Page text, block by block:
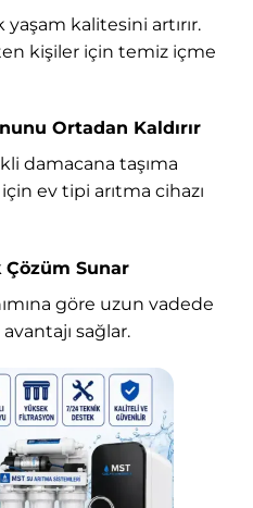
yaşam kalitesini artırır.
kişiler için temiz içme
Ortadan Kaldırır
damacana taşıma
ev tipi arıtma cihazı
Sunar
göre uzun vadede
sağlar.